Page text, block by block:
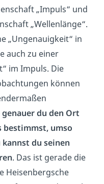
„Impuls“ und
„Wellenlänge“.
„Ungenauigkeit“ in
auch zu einer
im Impuls. Die
können
genauer du den Ort
bestimmst, umso
du seinen
. Das ist gerade die
Heisenbergsche